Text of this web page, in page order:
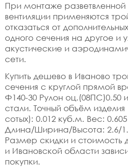
При монтаже
вентиляции применяются
отказаться от
одного сечения на другое и
акустические и
сети.
Купить дешево в Иваново
сечения с круглой прямой
Ф140-30 Рулон оц.(08ПС)0.50
стали. Точный объём изделия
сотых): 0.012 куб.м. Вес:
Длина/Ширина/Высота: 2.6/
Размер скидки и стоимость
и Ивановской области
покупки.